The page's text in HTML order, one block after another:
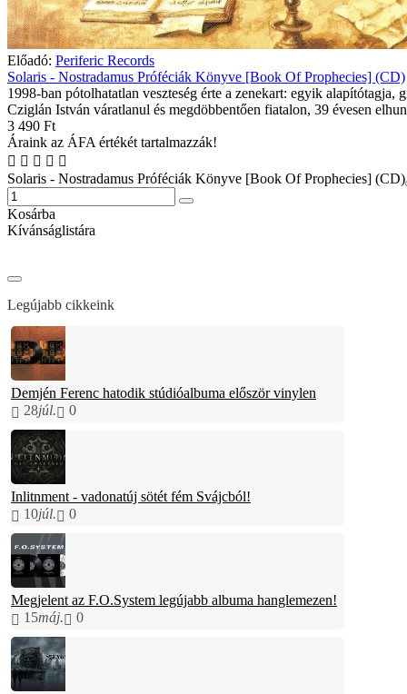
Előadó: Periferic Records
Solaris - Nostradamus Próféciák Könyve [Book Of Prophecies] (CD)
1998-ban pótolhatatlan veszteség érte a zenekart: egyik alapítótagja,
Cziglán István váratlanul és megdöbbentően fiatalon, 39 évesen
3 490 Ft
Áraink az ÁFA értékét tartalmazzák!
Solaris - Nostradamus Próféciák Könyve [Book Of Prophecies] (CD)
Kosárba
Kívánságlistára
Legújabb cikkeink
Demjén Ferenc hatodik stúdióalbuma először vinylen
28júl. 0
Inlitnment - vadonatúj sötét fém Svájcból!
10júl. 0
Megjelent az F.O.System legújabb albuma hanglemezen!
15máj. 0